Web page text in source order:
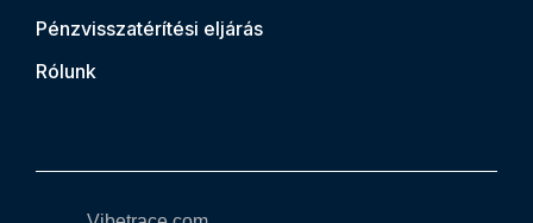
Pénzvisszatérítési eljárás
Rólunk